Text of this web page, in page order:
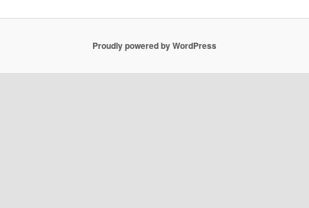
Proudly powered by WordPress